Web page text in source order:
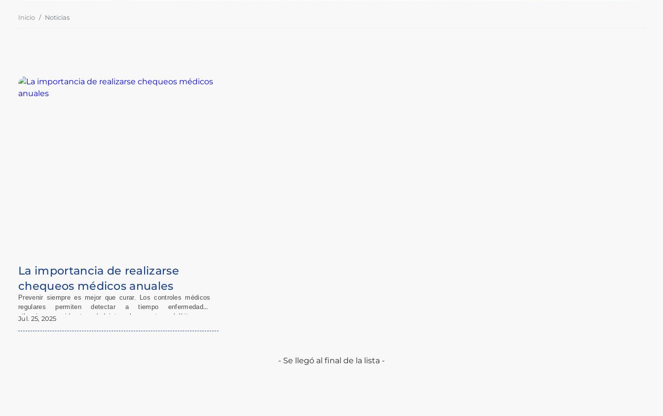
Inicio Noticias
La importancia de realizarse
chequeos médicos anuales
Prevenir siempre es mejor que curar. Los controles médicos
regulares permiten detectar a tiempo enfermedades
silenciosas, cuidar tu salud integral y mantener hábitos que
Jul. 25, 2025
- Se llegó al final de la lista -